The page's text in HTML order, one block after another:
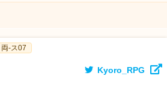
-ス07
Kyoro_RPG